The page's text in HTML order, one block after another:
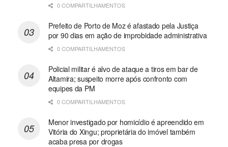
0 COMPARTILHAMENTOS
Prefeito de Porto de Moz é afastado pela Justiça
por 90 dias em ação de improbidade administrativa
0 COMPARTILHAMENTOS
Policial militar é alvo de ataque a tiros em bar de
Altamira; suspeito morre após confronto com
equipes da PM
0 COMPARTILHAMENTOS
Menor investigado por homicídio é apreendido em
Vitória do Xingu; proprietária do imóvel também
acaba presa por drogas